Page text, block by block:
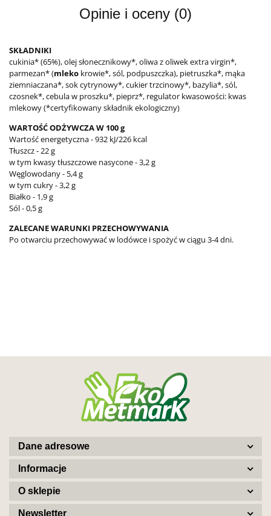
Opinie i oceny (0)
SKŁADNIKI
cukinia* (65%), olej słonecznikowy*, oliwa z oliwek extra virgin*,
parmezan* (mleko krowie*, sól, podpuszczka), pietruszka*, mąka
ziemniaczana*, sok cytrynowy*, cukier trzcinowy*, bazylia*, sól,
czosnek*, cebula w proszku*, pieprz*, regulator kwasowości: kwas
mlekowy (*certyfikowany składnik ekologiczny)
WARTOŚĆ ODŻYWCZA W 100 g
Wartość energetyczna - 932 kJ/226 kcal
Tłuszcz - 22 g
w tym kwasy tłuszczowe nasycone - 3,2 g
Węglowodany - 5,4 g
w tym cukry - 3,2 g
Białko - 1,9 g
Sól - 0,5 g
ZALECANE WARUNKI PRZECHOWYWANIA
Po otwarciu przechowywać w lodówce i spożyć w ciągu 3-4 dni.
Dane adresowe
Informacje
O sklepie
Newsletter